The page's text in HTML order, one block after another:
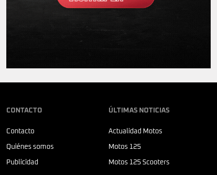
CONTACTO
Contacto
Quiénes somos
Publicidad
ÚLTIMAS NOTICIAS
Actualidad Motos
Motos 125
Motos 125 Scooters